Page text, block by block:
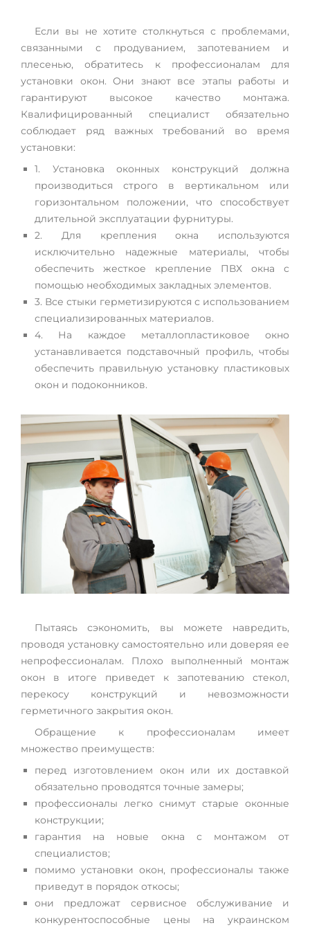
Если вы не хотите столкнуться с проблемами,
связанными с продуванием, запотеванием и
плесенью, обратитесь к профессионалам для
установки окон. Они знают все этапы работы и
гарантируют высокое качество монтажа.
Квалифицированный специалист обязательно
соблюдает ряд важных требований во время
установки:
1. Установка оконных конструкций должна
производиться строго в вертикальном или
горизонтальном положении, что способствует
длительной эксплуатации фурнитуры.
2. Для крепления окна используются
исключительно надежные материалы, чтобы
обеспечить жесткое крепление ПВХ окна с
помощью необходимых закладных элементов.
3. Все стыки герметизируются с использованием
специализированных материалов.
4. На каждое металлопластиковое окно
устанавливается подставочный профиль, чтобы
обеспечить правильную установку пластиковых
окон и подоконников.
Пытаясь сэкономить, вы можете навредить,
проводя установку самостоятельно или доверяя ее
непрофессионалам. Плохо выполненный монтаж
окон в итоге приведет к запотеванию стекол,
перекосу конструкций и невозможности
герметичного закрытия окон.
Обращение к профессионалам имеет
множество преимуществ:
перед изготовлением окон или их доставкой
обязательно проводятся точные замеры;
профессионалы легко снимут старые оконные
конструкции;
гарантия на новые окна с монтажом от
специалистов;
помимо установки окон, профессионалы также
приведут в порядок откосы;
они предложат сервисное обслуживание и
конкурентоспособные цены на украинском